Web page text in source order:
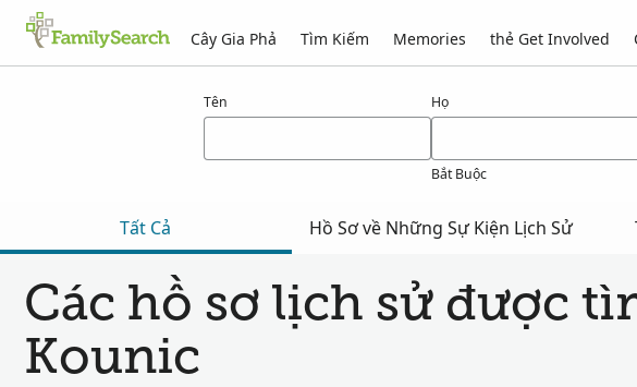
Cây Gia Phả Tìm Kiếm Memories thẻ Get Involved
Tên Họ
Bắt Buộc
Tất Cả Hồ Sơ về Những Sự Kiện Lịch Sử
Các hồ sơ lịch sử được
Kounic